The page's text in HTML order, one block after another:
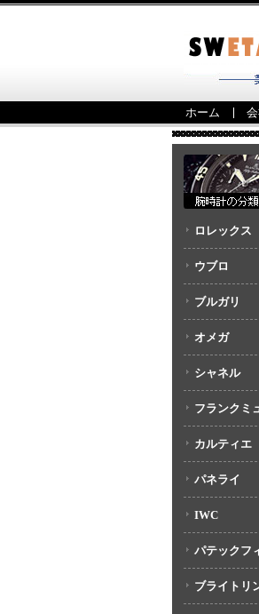
ホーム
ロレックス
ウブロ
ブルガリ
オメガ
シャネル
フランクミ
カルティエ
パネライ
IWC
パテックフ
ブライトリ